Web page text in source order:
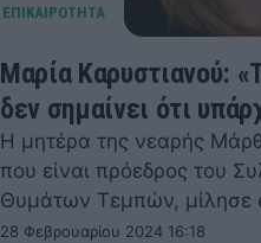
Μαρία Καρυστιανού:
δεν σημαίνει ότι
Η μητέρα της νεαρής
που είναι πρόεδρος του
Θυμάτων Τεμπών, μίλησε
28 Φεβρουαρίου 2024 16:18